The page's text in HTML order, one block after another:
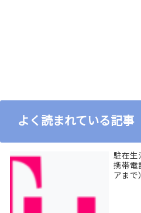
よく読まれている記事
駐在生
携帯電
アまで